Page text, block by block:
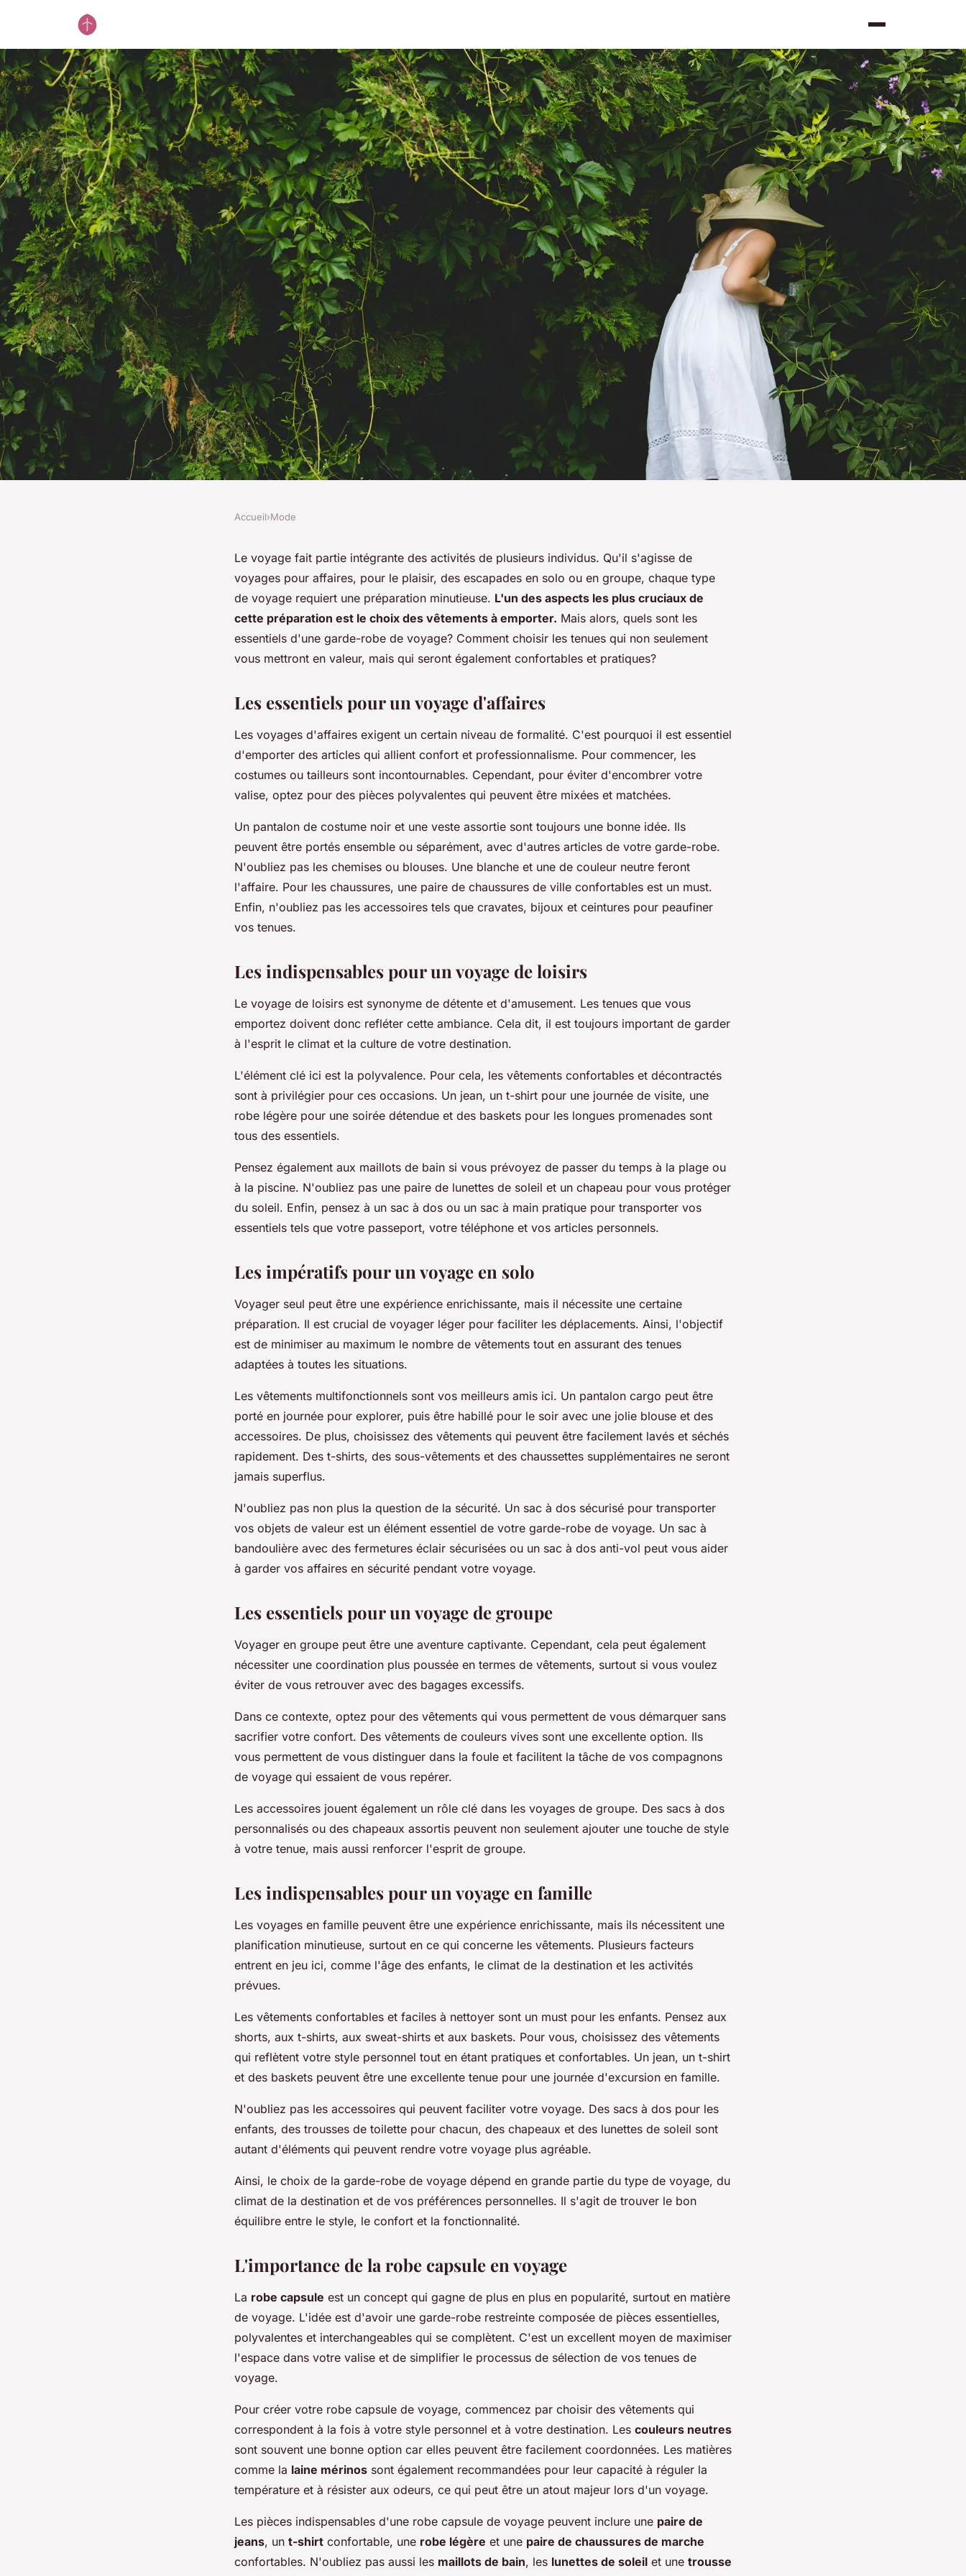
Quels sont les essentiels d'une garde-
robe de voyage?
Accueil›Mode
Le voyage fait partie intégrante des activités de plusieurs individus. Qu'il s'agisse de
voyages pour affaires, pour le plaisir, des escapades en solo ou en groupe, chaque type
de voyage requiert une préparation minutieuse. L'un des aspects les plus cruciaux de
cette préparation est le choix des vêtements à emporter. Mais alors, quels sont les
essentiels d'une garde-robe de voyage? Comment choisir les tenues qui non seulement
vous mettront en valeur, mais qui seront également confortables et pratiques?
Les essentiels pour un voyage d'affaires
Les voyages d'affaires exigent un certain niveau de formalité. C'est pourquoi il est essentiel
d'emporter des articles qui allient confort et professionnalisme. Pour commencer, les
costumes ou tailleurs sont incontournables. Cependant, pour éviter d'encombrer votre
valise, optez pour des pièces polyvalentes qui peuvent être mixées et matchées.
Un pantalon de costume noir et une veste assortie sont toujours une bonne idée. Ils
peuvent être portés ensemble ou séparément, avec d'autres articles de votre garde-robe.
N'oubliez pas les chemises ou blouses. Une blanche et une de couleur neutre feront
l'affaire. Pour les chaussures, une paire de chaussures de ville confortables est un must.
Enfin, n'oubliez pas les accessoires tels que cravates, bijoux et ceintures pour peaufiner
vos tenues.
Les indispensables pour un voyage de loisirs
Le voyage de loisirs est synonyme de détente et d'amusement. Les tenues que vous
emportez doivent donc refléter cette ambiance. Cela dit, il est toujours important de garder
à l'esprit le climat et la culture de votre destination.
L'élément clé ici est la polyvalence. Pour cela, les vêtements confortables et décontractés
sont à privilégier pour ces occasions. Un jean, un t-shirt pour une journée de visite, une
robe légère pour une soirée détendue et des baskets pour les longues promenades sont
tous des essentiels.
Pensez également aux maillots de bain si vous prévoyez de passer du temps à la plage ou
à la piscine. N'oubliez pas une paire de lunettes de soleil et un chapeau pour vous protéger
du soleil. Enfin, pensez à un sac à dos ou un sac à main pratique pour transporter vos
essentiels tels que votre passeport, votre téléphone et vos articles personnels.
Les impératifs pour un voyage en solo
Voyager seul peut être une expérience enrichissante, mais il nécessite une certaine
préparation. Il est crucial de voyager léger pour faciliter les déplacements. Ainsi, l'objectif
est de minimiser au maximum le nombre de vêtements tout en assurant des tenues
adaptées à toutes les situations.
Les vêtements multifonctionnels sont vos meilleurs amis ici. Un pantalon cargo peut être
porté en journée pour explorer, puis être habillé pour le soir avec une jolie blouse et des
accessoires. De plus, choisissez des vêtements qui peuvent être facilement lavés et séchés
rapidement. Des t-shirts, des sous-vêtements et des chaussettes supplémentaires ne seront
jamais superflus.
N'oubliez pas non plus la question de la sécurité. Un sac à dos sécurisé pour transporter
vos objets de valeur est un élément essentiel de votre garde-robe de voyage. Un sac à
bandoulière avec des fermetures éclair sécurisées ou un sac à dos anti-vol peut vous aider
à garder vos affaires en sécurité pendant votre voyage.
Les essentiels pour un voyage de groupe
Voyager en groupe peut être une aventure captivante. Cependant, cela peut également
nécessiter une coordination plus poussée en termes de vêtements, surtout si vous voulez
éviter de vous retrouver avec des bagages excessifs.
Dans ce contexte, optez pour des vêtements qui vous permettent de vous démarquer sans
sacrifier votre confort. Des vêtements de couleurs vives sont une excellente option. Ils
vous permettent de vous distinguer dans la foule et facilitent la tâche de vos compagnons
de voyage qui essaient de vous repérer.
Les accessoires jouent également un rôle clé dans les voyages de groupe. Des sacs à dos
personnalisés ou des chapeaux assortis peuvent non seulement ajouter une touche de style
à votre tenue, mais aussi renforcer l'esprit de groupe.
Les indispensables pour un voyage en famille
Les voyages en famille peuvent être une expérience enrichissante, mais ils nécessitent une
planification minutieuse, surtout en ce qui concerne les vêtements. Plusieurs facteurs
entrent en jeu ici, comme l'âge des enfants, le climat de la destination et les activités
prévues.
Les vêtements confortables et faciles à nettoyer sont un must pour les enfants. Pensez aux
shorts, aux t-shirts, aux sweat-shirts et aux baskets. Pour vous, choisissez des vêtements
qui reflètent votre style personnel tout en étant pratiques et confortables. Un jean, un t-shirt
et des baskets peuvent être une excellente tenue pour une journée d'excursion en famille.
N'oubliez pas les accessoires qui peuvent faciliter votre voyage. Des sacs à dos pour les
enfants, des trousses de toilette pour chacun, des chapeaux et des lunettes de soleil sont
autant d'éléments qui peuvent rendre votre voyage plus agréable.
Ainsi, le choix de la garde-robe de voyage dépend en grande partie du type de voyage, du
climat de la destination et de vos préférences personnelles. Il s'agit de trouver le bon
équilibre entre le style, le confort et la fonctionnalité.
L'importance de la robe capsule en voyage
La robe capsule est un concept qui gagne de plus en plus en popularité, surtout en matière
de voyage. L'idée est d'avoir une garde-robe restreinte composée de pièces essentielles,
polyvalentes et interchangeables qui se complètent. C'est un excellent moyen de maximiser
l'espace dans votre valise et de simplifier le processus de sélection de vos tenues de
voyage.
Pour créer votre robe capsule de voyage, commencez par choisir des vêtements qui
correspondent à la fois à votre style personnel et à votre destination. Les couleurs neutres
sont souvent une bonne option car elles peuvent être facilement coordonnées. Les matières
comme la laine mérinos sont également recommandées pour leur capacité à réguler la
température et à résister aux odeurs, ce qui peut être un atout majeur lors d'un voyage.
Les pièces indispensables d'une robe capsule de voyage peuvent inclure une paire de
jeans, un t-shirt confortable, une robe légère et une paire de chaussures de marche
confortables. N'oubliez pas aussi les maillots de bain, les lunettes de soleil et une trousse